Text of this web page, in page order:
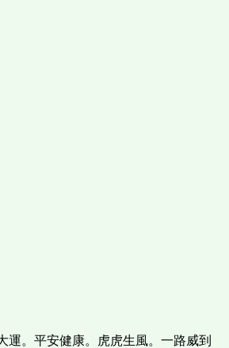
運。平安健康。虎虎生風。一路威到